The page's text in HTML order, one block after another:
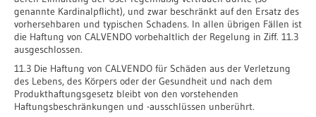
genannte Kardinalpflicht), und zwar beschränkt auf den Ersatz des
vorhersehbaren und typischen Schadens. In allen übrigen Fällen ist
die Haftung von CALVENDO vorbehaltlich der Regelung in Ziff. 11.3
ausgeschlossen.
11.3 Die Haftung von CALVENDO für Schäden aus der Verletzung
des Lebens, des Körpers oder der Gesundheit und nach dem
Produkthaftungsgesetz bleibt von den vorstehenden
Haftungsbeschränkungen und -ausschlüssen unberührt.